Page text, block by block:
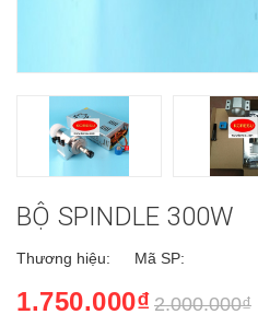
BỘ SPINDLE 300W
Thương hiệu: Mã SP:
1.750.000₫ 2.000.000₫